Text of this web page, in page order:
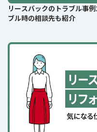
リースバックのトラブル事
ブル時の相談先も紹介